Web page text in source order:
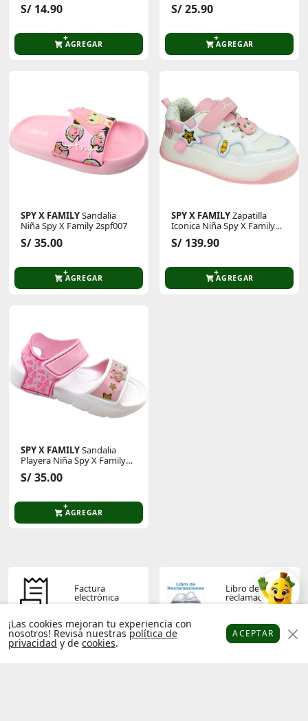
S/ 14.90
AGREGAR
S/ 25.90
AGREGAR
SPY X FAMILYSandalia
Niña Spy X Family 2spf007
S/ 35.00
AGREGAR
SPY X FAMILYZapatilla
Iconica Niña Spy X Family
2spf005
S/ 139.90
AGREGAR
SPY X FAMILYSandalia
Playera Niña Spy X Family
2spf002
S/ 35.00
AGREGAR
Factura
electrónica
Libro de
reclamaciones
Términos y
Platanitos Favoritos
¡Las cookies mejoran tu experiencia con
nosotros! Revisa nuestras política de
privacidad y de cookies.
ACEPTAR